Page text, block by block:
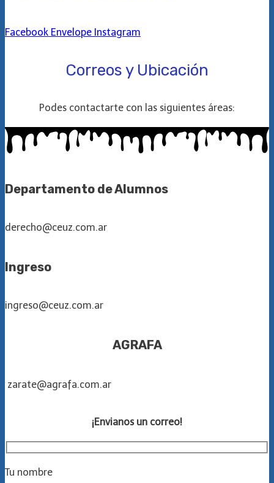
Facebook Envelope Instagram
Correos y Ubicación
Podes contactarte con las siguientes áreas:
Departamento de Alumnos
derecho@ceuz.com.ar
Ingreso
ingreso@ceuz.com.ar
AGRAFA
zarate@agrafa.com.ar
¡Envianos un correo!
Tu nombre